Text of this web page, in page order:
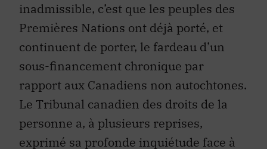
inadmissible, c’est que les peuples des
Premières Nations ont déjà porté, et
continuent de porter, le fardeau d’un
sous-financement chronique par
rapport aux Canadiens non autochtones.
Le Tribunal canadien des droits de la
personne a, à plusieurs reprises,
exprimé sa profonde inquiétude face à